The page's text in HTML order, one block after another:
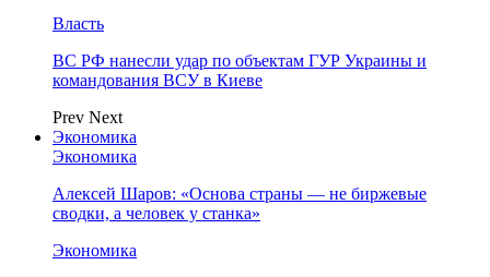
Власть
ВС РФ нанесли удар по объектам ГУР Украины и
командования ВСУ в Киеве
Prev Next
Экономика
Экономика
Алексей Шаров: «Основа страны — не биржевые
сводки, а человек у станка»
Экономика